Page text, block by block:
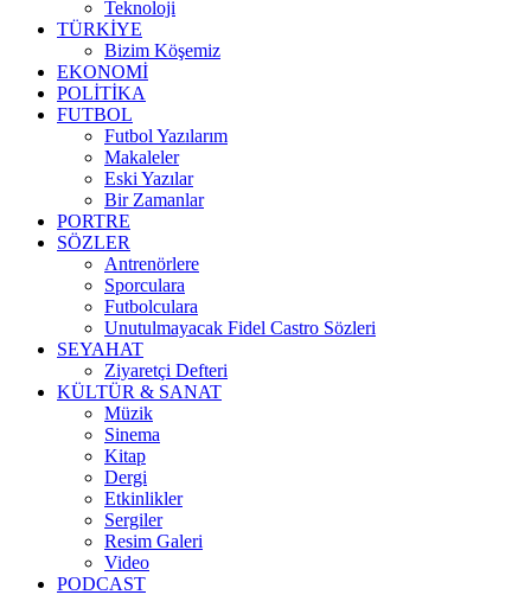
Teknoloji
TÜRKİYE
Bizim Köşemiz
EKONOMİ
POLİTİKA
FUTBOL
Futbol Yazılarım
Makaleler
Eski Yazılar
Bir Zamanlar
PORTRE
SÖZLER
Antrenörlere
Sporculara
Futbolculara
Unutulmayacak Fidel Castro Sözleri
SEYAHAT
Ziyaretçi Defteri
KÜLTÜR & SANAT
Müzik
Sinema
Kitap
Dergi
Etkinlikler
Sergiler
Resim Galeri
Video
PODCAST